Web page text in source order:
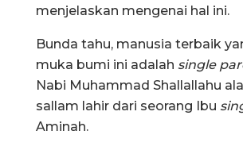
menjelaskan mengenai hal ini.
Bunda tahu, manusia terbaik
muka bumi ini adalah single
Nabi Muhammad Shallallahu
sallam lahir dari seorang Ibu
Aminah.